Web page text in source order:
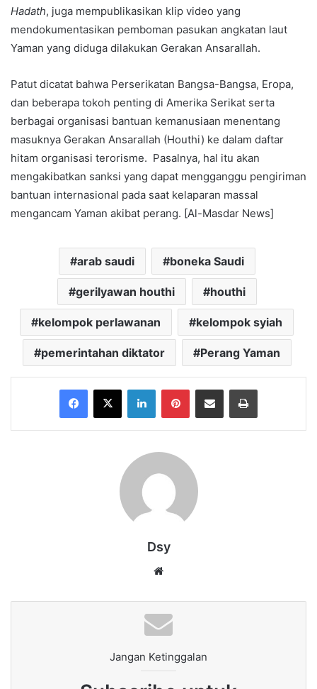
Hadath, juga mempublikasikan klip video yang
mendokumentasikan pemboman pasukan angkatan laut
Yaman yang diduga dilakukan Gerakan Ansarallah.
Patut dicatat bahwa Perserikatan Bangsa-Bangsa, Eropa,
dan beberapa tokoh penting di Amerika Serikat serta
berbagai organisasi bantuan kemanusiaan menentang
masuknya Gerakan Ansarallah (Houthi) ke dalam daftar
hitam organisasi terorisme. Pasalnya, hal itu akan
mengakibatkan sanksi yang dapat mengganggu pengiriman
bantuan internasional pada saat kelaparan massal
mengancam Yaman akibat perang. [Al-Masdar News]
arab saudi boneka Saudi
gerilyawan houthi houthi
kelompok perlawanan kelompok syiah
pemerintahan diktator Perang Yaman
Facebook
X LinkedInPinterestShare via Email Print
Dsy
Jangan Ketinggalan